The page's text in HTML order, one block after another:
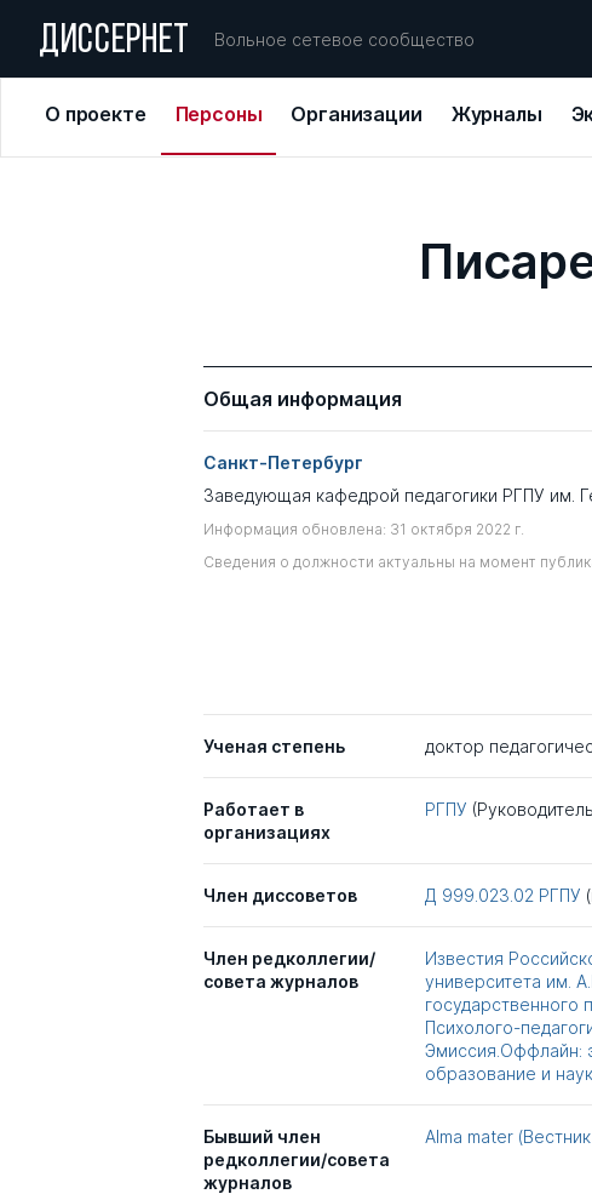
ДИССЕРНЕТ Вольное сетевое сообщество
О проекте Персоны Организации Журналы
Общая информация
Санкт-Петербург
Заведующая кафедрой педагогики РГПУ им.
Информация обновлена: 31 октября 2022 г.
Сведения о должности актуальны на момент
Ученая степень доктор
Работает в
организациях
РГПУ
Член диссоветов Д 999.023.02 РГПУ
Член редколлегии/
совета журналов
Известия
университета им.
государственного
Психолого-
Эмиссия.Оффлайн:
образование и
Бывший член
редколлегии/совета
журналов
Alma mater